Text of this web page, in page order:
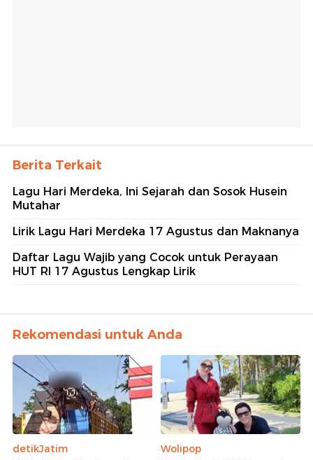
Berita Terkait
Lagu Hari Merdeka, Ini Sejarah dan Sosok Husein
Mutahar
Lirik Lagu Hari Merdeka 17 Agustus dan Maknanya
Daftar Lagu Wajib yang Cocok untuk Perayaan
HUT RI 17 Agustus Lengkap Lirik
Rekomendasi untuk Anda
detikJatim
Wolipop